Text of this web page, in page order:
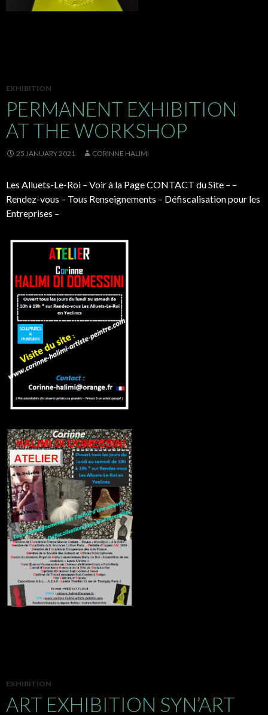
EXHIBITION
PERMANENT EXHIBITION
AT THE WORKSHOP
25 JANUARY 2021 CORINNE HALIMI
Les Alluets-Le-Roi – Voir à la Page CONTACT du Site – –
Rendez-vous – Tous Renseignements – Défiscalisation pour les
Entreprises –
EXHIBITION
ART EXHIBITION SYN’ART